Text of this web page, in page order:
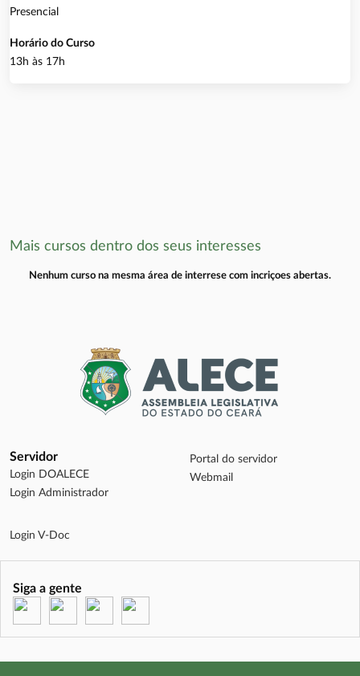
Presencial
Horário do Curso
13h às 17h
Mais cursos dentro dos seus interesses
Nenhum curso na mesma área de interrese com incriçoes abertas.
Servidor
Login DOALECE
Login Administrador
Portal do servidor
Webmail
Login V-Doc
Siga a gente
(abre em nova janela)
(abre em nova janela)
(abre em nova janela)